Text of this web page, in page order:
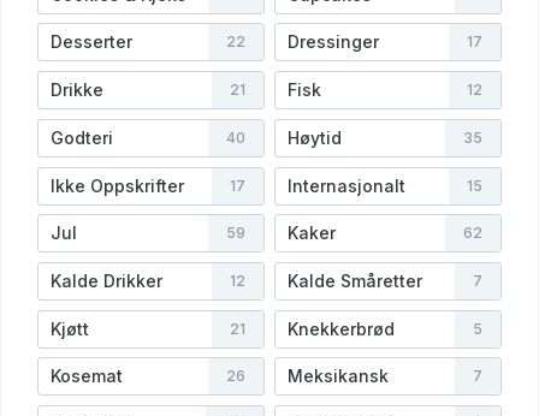
Desserter 22 Dressinger 17
Drikke 21 Fisk 12
Godteri 40 Høytid 35
Ikke Oppskrifter 17 Internasjonalt 15
Jul 59 Kaker 62
Kalde Drikker 12 Kalde Småretter 7
Kjøtt 21 Knekkerbrød 5
Kosemat 26 Meksikansk 7